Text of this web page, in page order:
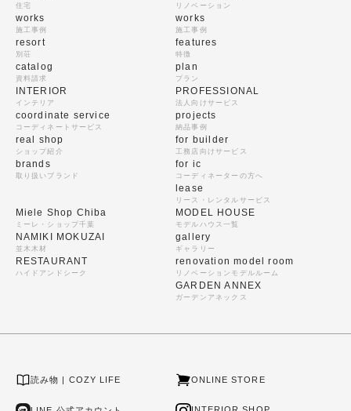
住宅
works
施工事例
resort
別荘
catalog
資料請求
リノベーション
works
施工事例
features
特徴
plan
プラン
INTERIOR
インテリア
coordinate service
コーディネートサービス
real shop
ショップ紹介
brands
取り扱いブランド
PROFESSIONAL
法人向けサービス
projects
納品事例
for builder
工務店向けサービス
for ic
コーディネーターの方へ
lease
リース・レンタルサービス
Miele Shop Chiba
ミーレ・ショップ千葉
NAMIKI MOKUZAI
並木木材
RESTAURANT
ハイドアンドシーク
MODEL HOUSE
モデルハウス一覧
gallery
ギャラリー
renovation model room
リノベーションモデルルーム
GARDEN ANNEX
ガーデンアネックス
読み物 | COZY LIFE ONLINE STORE
INTERIOR SHOP